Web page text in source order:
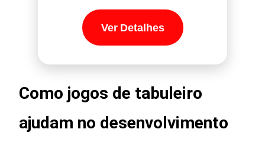
Ver Detalhes
Como jogos de tabuleiro
ajudam no desenvolvimento